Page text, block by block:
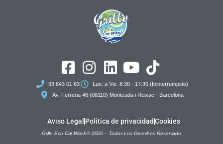
93 643 01 63
Lun. a Vie. 8:30 - 17:30 (Ininterrumpido)
Av. Ferreria 46 (08110) Montcada i Reixac - Barcelona
Aviso Legal Politica de privacidad Cookies
Grillo Eco Car Wash© 2026 – Todos Los Derechos Reservado